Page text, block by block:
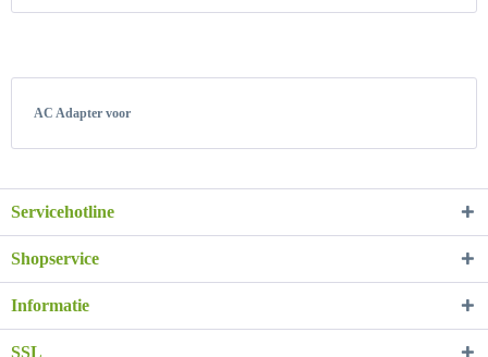
AC Adapter voor
Servicehotline
Shopservice
Informatie
SSL